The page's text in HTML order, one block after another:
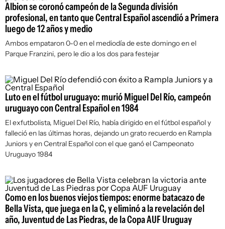
Albion se coronó campeón de la Segunda división
profesional, en tanto que Central Español ascendió a Primera
luego de 12 años y medio
Ambos empataron 0-0 en el mediodía de este domingo en el
Parque Franzini, pero le dio a los dos para festejar
Luto en el fútbol uruguayo: murió Miguel Del Río, campeón
uruguayo con Central Español en 1984
El exfutbolista, Miguel Del Río, había dirigido en el fútbol español y
falleció en las últimas horas, dejando un grato recuerdo en Rampla
Juniors y en Central Español con el que ganó el Campeonato
Uruguayo 1984
Como en los buenos viejos tiempos: enorme batacazo de
Bella Vista, que juega en la C, y eliminó a la revelación del
año, Juventud de Las Piedras, de la Copa AUF Uruguay